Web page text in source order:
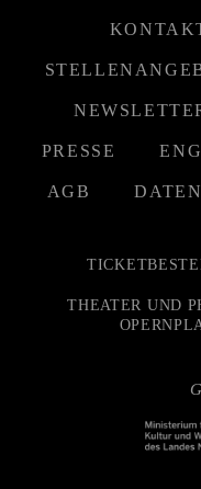
PRESSE
AGB
THEATER UND